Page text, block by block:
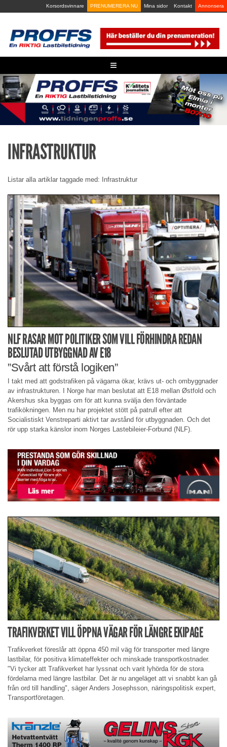
to
Korsordsvinnare PRENUMERERA NU Mina sidor Kontakt Annonsera
≡
INFRASTRUKTUR
Listar alla artiklar taggade med: Infrastruktur
NLF RASAR MOT POLITIKER SOM VILL FÖRHINDRA REDAN
BESLUTAD UTBYGGNAD AV E18
”Svårt att förstå logiken”
I takt med att godstrafiken på vägarna ökar, krävs ut- och ombyggnader
av infrastrukturen. I Norge har man beslutat att E18 mellan Østfold och
Akershus ska byggas om för att kunna svälja den förväntade
trafikökningen. Men nu har projektet stött på patrull efter att
Socialistiskt Venstreparti aktivt tar avstånd för utbyggnaden. Och det
rör upp starka känslor inom Norges Lastebileier-Forbund (NLF).
TRAFIKVERKET VILL ÖPPNA VÄGAR FÖR LÄNGRE EKIPAGE
Trafikverket föreslår att öppna 450 mil väg för transporter med längre
lastbilar, för positiva klimateffekter och minskade transportkostnader.
"Vi tycker att Trafikverket har lyssnat och varit lyhörda för de stora
fördelarna med längre lastbilar. Det är nu angeläget att vi snabbt kan gå
från ord till handling", säger Anders Josephsson, näringspolitisk expert,
Transportföretagen.